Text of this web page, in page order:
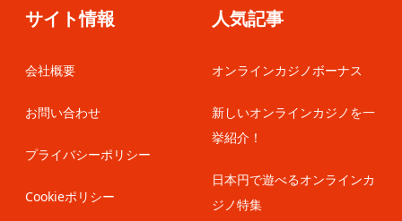
サイト情報
会社概要
お問い合わせ
プライバシーポリシー
Cookieポリシー
人気記事
オンラインカジノボーナス
新しいオンラインカジノを一
挙紹介！
日本円で遊べるオンラインカ
ジノ特集